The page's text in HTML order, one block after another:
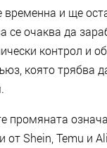
и ще
се очаква да
контрол и
която трябва
промяната
от Shein, Temu и